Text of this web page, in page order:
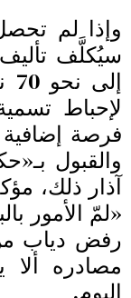
وإذا لم
سيُكلَّف
لإحباط
فرصة
آذار ذلك،
«لمّ الأمور
رفض دياب
مصادره